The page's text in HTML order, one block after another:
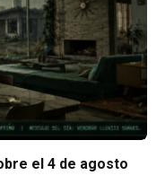
el 4 de agosto